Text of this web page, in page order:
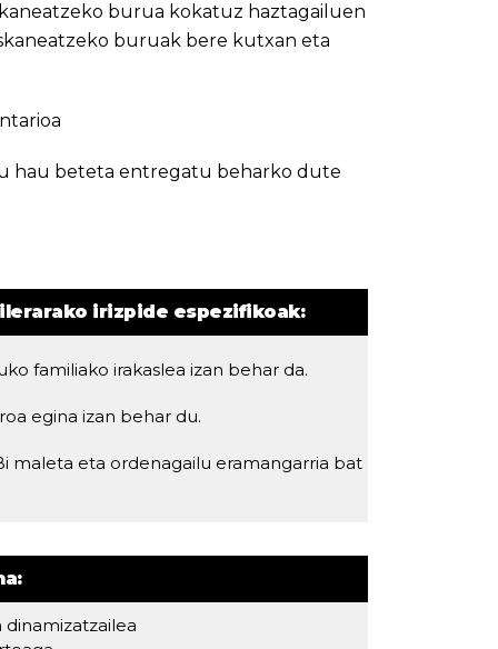
burua kokatuz haztagailuen
buruak bere kutxan eta
hau beteta entregatu beharko dute
irizpide espezifikoak:
familiako irakaslea izan behar da.
egina izan behar du.
maleta eta ordenagailu eramangarria bat